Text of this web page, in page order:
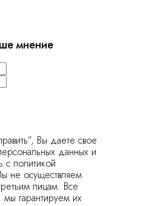
мнение
Вы даете свое
данных и
с политикой
не осуществляем
лицам. Все
гарантируем их